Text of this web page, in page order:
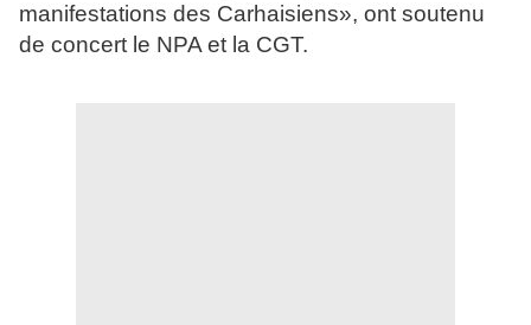
manifestations des Carhaisiens», ont soutenu
de concert le NPA et la CGT.